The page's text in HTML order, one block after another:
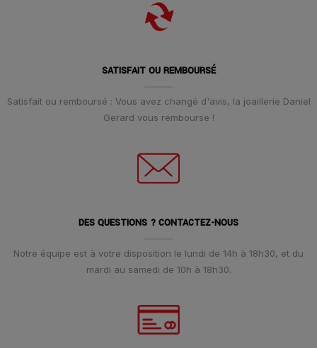
SATISFAIT OU REMBOURSÉ
Satisfait ou remboursé : Vous avez changé d'avis, la joaillerie Daniel
Gerard vous rembourse !
DES QUESTIONS ? CONTACTEZ-NOUS
Notre équipe est à votre disposition le lundi de 14h à 18h30, et du
mardi au samedi de 10h à 18h30.